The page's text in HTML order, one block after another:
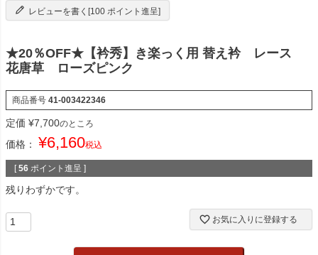
レビューを書く[100 ポイント進呈]
★20％OFF★【衿秀】き楽っく用 替え衿 レース
花唐草 ローズピンク
商品番号 41-003422346
定価 ¥7,700のところ
価格： ¥6,160税込
[ 56 ポイント進呈 ]
残りわずかです。
お気に入りに登録する